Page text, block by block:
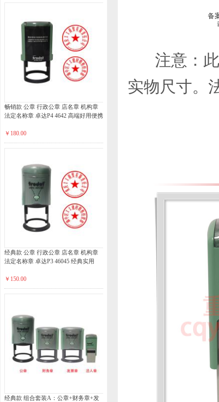
畅销款 公章 行政公章 店名章 机构章
法定名称章 卓达P4 4642 高端好用便携
￥180.00
经典款 公章 行政公章 店名章 机构章
法定名称章 卓达P3 46045 经典实用
￥150.00
经典款 组合套装A：公章+财务章+发
备
注意：此
实物尺寸。